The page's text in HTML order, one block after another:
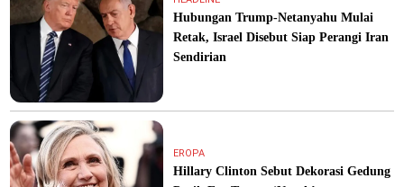
Hubungan Trump-Netanyahu Mulai
Retak, Israel Disebut Siap Perangi Iran
Sendirian
EROPA
Hillary Clinton Sebut Dekorasi Gedung